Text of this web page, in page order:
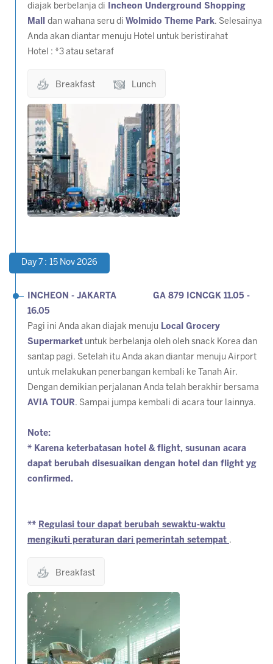
diajak berbelanja di Incheon Underground Shopping
Mall dan wahana seru di Wolmido Theme Park. Selesainya
Anda akan diantar menuju Hotel untuk beristirahat
Hotel : *3 atau setaraf
Breakfast Lunch
Day 7 : 15 Nov 2026
INCHEON - JAKARTA GA 879 ICNCGK 11.05 -
16.05
Pagi ini Anda akan diajak menuju Local Grocery
Supermarket untuk berbelanja oleh oleh snack Korea dan
santap pagi. Setelah itu Anda akan diantar menuju Airport
untuk melakukan penerbangan kembali ke Tanah Air.
Dengan demikian perjalanan Anda telah berakhir bersama
AVIA TOUR. Sampai jumpa kembali di acara tour lainnya.
Note:
* Karena keterbatasan hotel & flight, susunan acara
dapat berubah disesuaikan dengan hotel dan flight yg
confirmed.
** Regulasi tour dapat berubah sewaktu-waktu
mengikuti peraturan dari pemerintah setempat .
Breakfast